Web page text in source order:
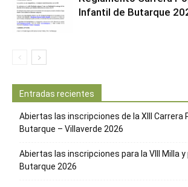
Infantil de Butarque
Entradas recientes
Abiertas las inscripciones de la XIII Carrera
Butarque – Villaverde 2026
Abiertas las inscripciones para la VIII Milla y
Butarque 2026